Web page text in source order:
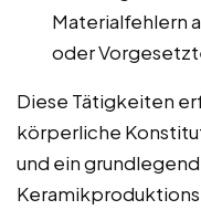
Materialfehlern
oder
Diese Tätigkeiten
körperliche
und ein